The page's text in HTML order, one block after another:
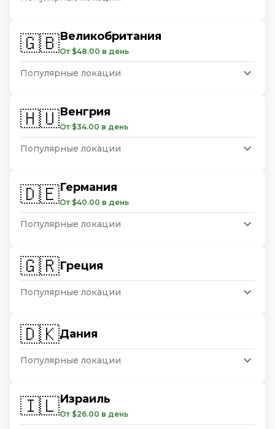
🇬🇧Великобритания
От $48.00 в день
Популярные локации
🇭🇺Венгрия
От $34.00 в день
Популярные локации
🇩🇪Германия
От $40.00 в день
Популярные локации
🇬🇷Греция
Популярные локации
🇩🇰Дания
Популярные локации
🇮🇱Израиль
От $26.00 в день